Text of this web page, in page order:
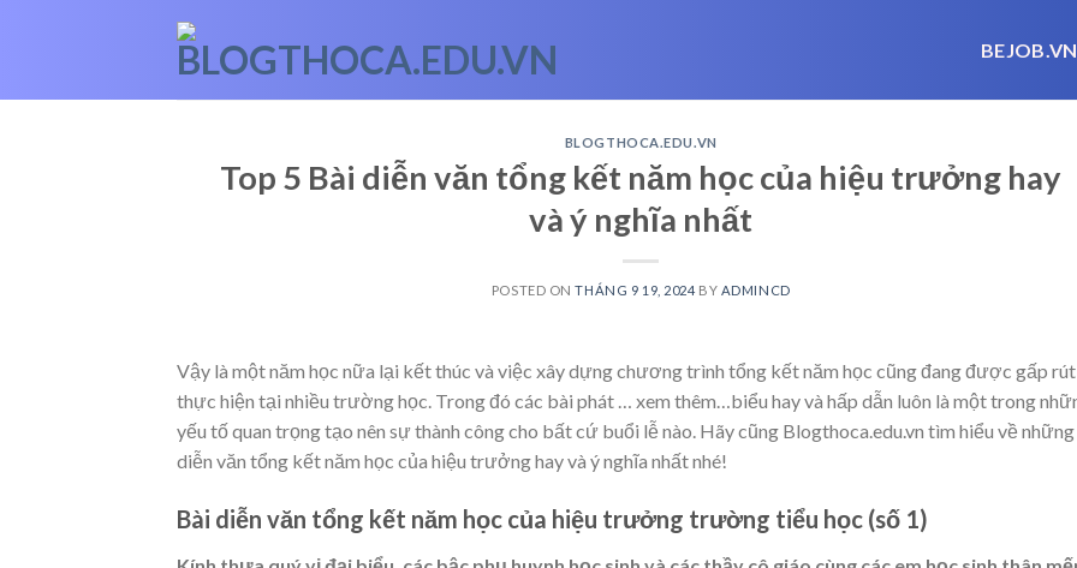
BEJOB.VN
BLOGTHOCA.EDU.VN
Top 5 Bài diễn văn tổng kết năm học của hiệu trưởng hay
và ý nghĩa nhất
POSTED ONTHÁNG 9 19, 2024 BY ADMINCD
Vậy là một năm học nữa lại kết thúc và việc xây dựng chương trình tổng kết năm học cũng đang được gấp rút
thực hiện tại nhiều trường học. Trong đó các bài phát
… xem thêm… biểu hay và hấp dẫn luôn là một trong
yếu tố quan trọng tạo nên sự thành công cho bất cứ buổi lễ nào. Hãy cũng Blogthoca.edu.vn tìm hiểu về
diễn văn tổng kết năm học của hiệu trưởng hay và ý nghĩa nhất nhé!
Bài diễn văn tổng kết năm học của hiệu trưởng trường tiểu học (số 1)